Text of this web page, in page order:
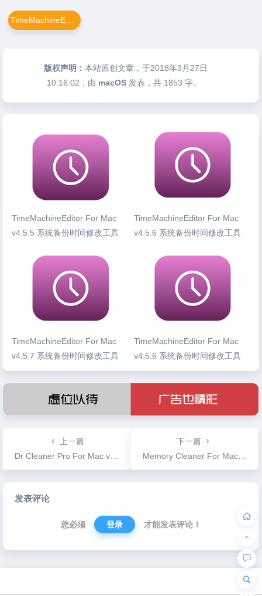
版权声明：本站原创文章，于2018年3月27日
10:16:02 ，由 macOS 发表，共 1853 字。
TimeMachineEditor For Mac
v4.5.5 系统备份时间修改工具
TimeMachineEditor For Mac
v4.5.6 系统备份时间修改工具
TimeMachineEditor For Mac
v4.5.7 系统备份时间修改工具
TimeMachineEditor For Mac
v4.5.6 系统备份时间修改工具
上一篇
Dr Cleaner Pro For Mac v3.2.0 应用卸载磁盘清理工具
下一篇
Memory Cleaner For Mac v5.1 高效的内存管理工具
发表评论
您必须 登录 才能发表评论！